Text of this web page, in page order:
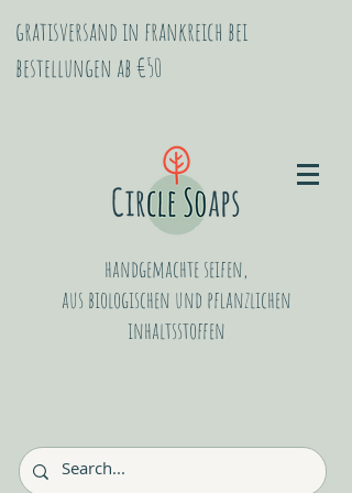
handgemachte seifen,
aus biologischen und pflanzlichen
inhaltsstoffen
gratisversand in frankreich bei
bestellungen ab €50